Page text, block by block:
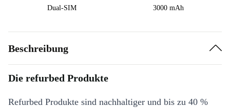
Dual-SIM
3000 mAh
Beschreibung
Die refurbed Produkte
Refurbed Produkte sind nachhaltiger und bis zu 40 %